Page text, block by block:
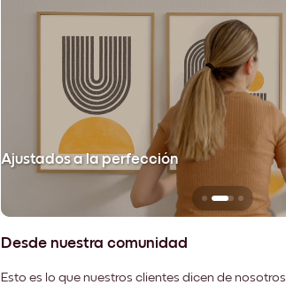
Ajustados a la perfección
Desde nuestra comunidad
Esto es lo que nuestros clientes dicen de nosotros